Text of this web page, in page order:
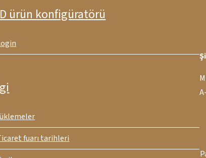
ürün konfigüratörü
fuarı tarihleri